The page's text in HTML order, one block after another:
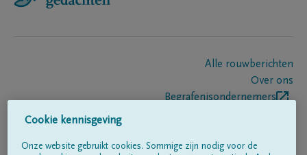
Alle rouwberichten
Over ons
Begrafenisondernemers
Cookie kennisgeving
Onze website gebruikt cookies. Sommige zijn nodig voor de